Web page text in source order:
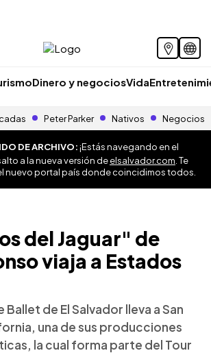
Dinero y negociosVida
Peter Parker Nativos Negocios
DE ARCHIVO:¡Estás navegando en el
a la nueva versión deelsalvador.com . Te
nuevo portal país donde coincidimos todos.
del Jaguar" de
viaja a Estados
Ballet de El Salvador lleva a San
una de sus producciones
la cual forma parte del Tour